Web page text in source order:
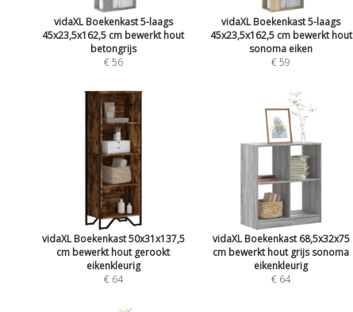
vidaXL Boekenkast 5-laags
45x23,5x162,5 cm bewerkt hout
betongrijs
€ 56
vidaXL Boekenkast 5-laags
45x23,5x162,5 cm bewerkt hout
sonoma eiken
€ 59
vidaXL Boekenkast 50x31x137,5
cm bewerkt hout gerookt
eikenkleurig
€ 64
vidaXL Boekenkast 68,5x32x75
cm bewerkt hout grijs sonoma
eikenkleurig
€ 64